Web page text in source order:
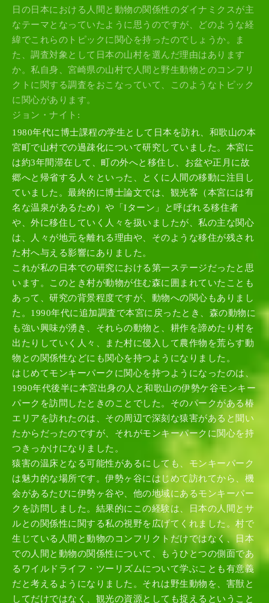
日の日本における人間と動物の関係性のダイナミクスが主
なテーマとなっていたように思うのですが、どのような経
緯でこれらのトピックに関心を持ったのでしょうか。ま
た、調査対象として日本の山村を選んだ理由はあります
か。私自身、宮崎県の山村で人間と野生動物とのコンフリ
クトに関する調査をおこなっていて、このようなトピック
に関心があります。
ジョン・ナイト:
1980年代に博士課程の学生として日本を訪れ、和歌山の本
宮町で山村での過疎化について研究していました。本宮に
は約3年間滞在して、町の外へと移住し、お盆や正月に故
郷へと帰省する人々といった、とくに人間の移動に注目し
ていました。最終的に博士論文では、観光客（本宮には有
名な温泉があるため）や「Iターン」と呼ばれる移住者
や、外に移住していく人々を扱いましたが、私の主な関心
は、人々が地元を離れる理由や、そのような移住が残され
た村へ与える影響にありました。
これが私の日本での研究における第一ステージだったと思
います。このとき村が動物が住む森に囲まれていたことも
あって、研究の背景程度ですが、動物への関心もありまし
た。1990年代に追加調査で本宮に戻ったとき、森の動物に
も強い興味が湧き、それらの動物と、耕作を諦めたり村を
出たりしていく人々、また村に侵入して農作物を荒らす動
物との関係性などにも関心を持つようになりました。
はじめてモンキーパークに関心を持つようになったのは、
1990年代後半に本宮出身の人と和歌山の伊勢ケ谷モンキー
パークを訪問したときのことでした。そのパークがある椿
エリアを訪れたのは、その周辺で深刻な猿害があると聞い
たからだったのですが、それがモンキーパークに関心を持
つきっかけになりました。
猿害の温床となる可能性があるにしても、モンキーパーク
は魅力的な場所です。伊勢ヶ谷にはじめて訪れてから、機
会があるたびに伊勢ヶ谷や、他の地域にあるモンキーパー
クを訪問しました。結果的にこの経験は、日本の人間とサ
ルとの関係性に関する私の視野を広げてくれました。村で
生じている人間と動物のコンフリクトだけではなく、日本
での人間と動物の関係性について、もうひとつの側面であ
るワイルドライフ・ツーリズムについて学ぶことも有意義
だと考えるようになりました。それは野生動物を、害獣と
してだけではなく、観光の資源としても捉えるということ